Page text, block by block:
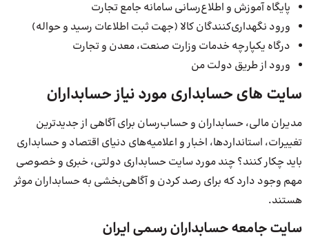
پایگاه آموزش و اطلاع‌رسانی سامانه جامع تجارت
ورود نگهداری‌کنندگان کالا (جهت ثبت اطلاعات رسید و حواله)
درگاه یکپارچه خدمات وزارت صنعت، معدن و تجارت
ورود از طریق دولت من
سایت های حسابداری مورد نیاز حسابداران
مدیران مالی، حسابداران و حساب‌رسان برای آگاهی از جدیدترین
تغییرات، استانداردها، اخبار و اعلامیه‌های دنیای اقتصاد و حسابداری
باید چکار کنند؟ چند مورد سایت حسابداری دولتی، خبری و خصوصی
مهم وجود دارد که برای رصد کردن و آگاهی‌بخشی به حسابداران موثر
هستند.
سایت جامعه حسابداران رسمی ایران